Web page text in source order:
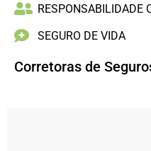
RESPONSABILIDADE
SEGURO DE VIDA
Corretoras de